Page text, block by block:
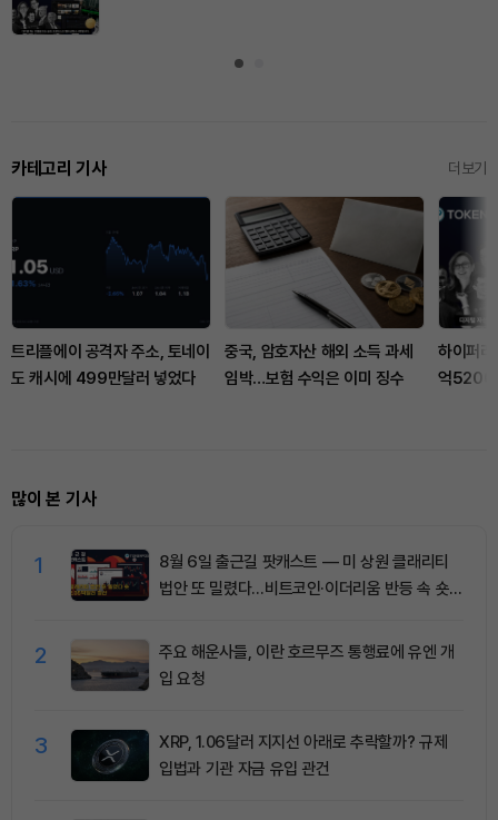
카테고리 기사 더보기
트리플에이 공격자 주소, 토네이
도 캐시에 499만달러 넣었다
중국, 암호자산 해외 소득 과세
임박…보험 수익은 이미 징수
하이퍼
억5200
많이 본 기사
1
8월 6일 출근길 팟캐스트 — 미 상원 클래리티
법안 또 밀렸다…비트코인·이더리움 반등 속 숏
2
주요 해운사들, 이란 호르무즈 통행료에 유엔 개
입 요청
3
XRP, 1.06달러 지지선 아래로 추락할까? 규제
입법과 기관 자금 유입 관건